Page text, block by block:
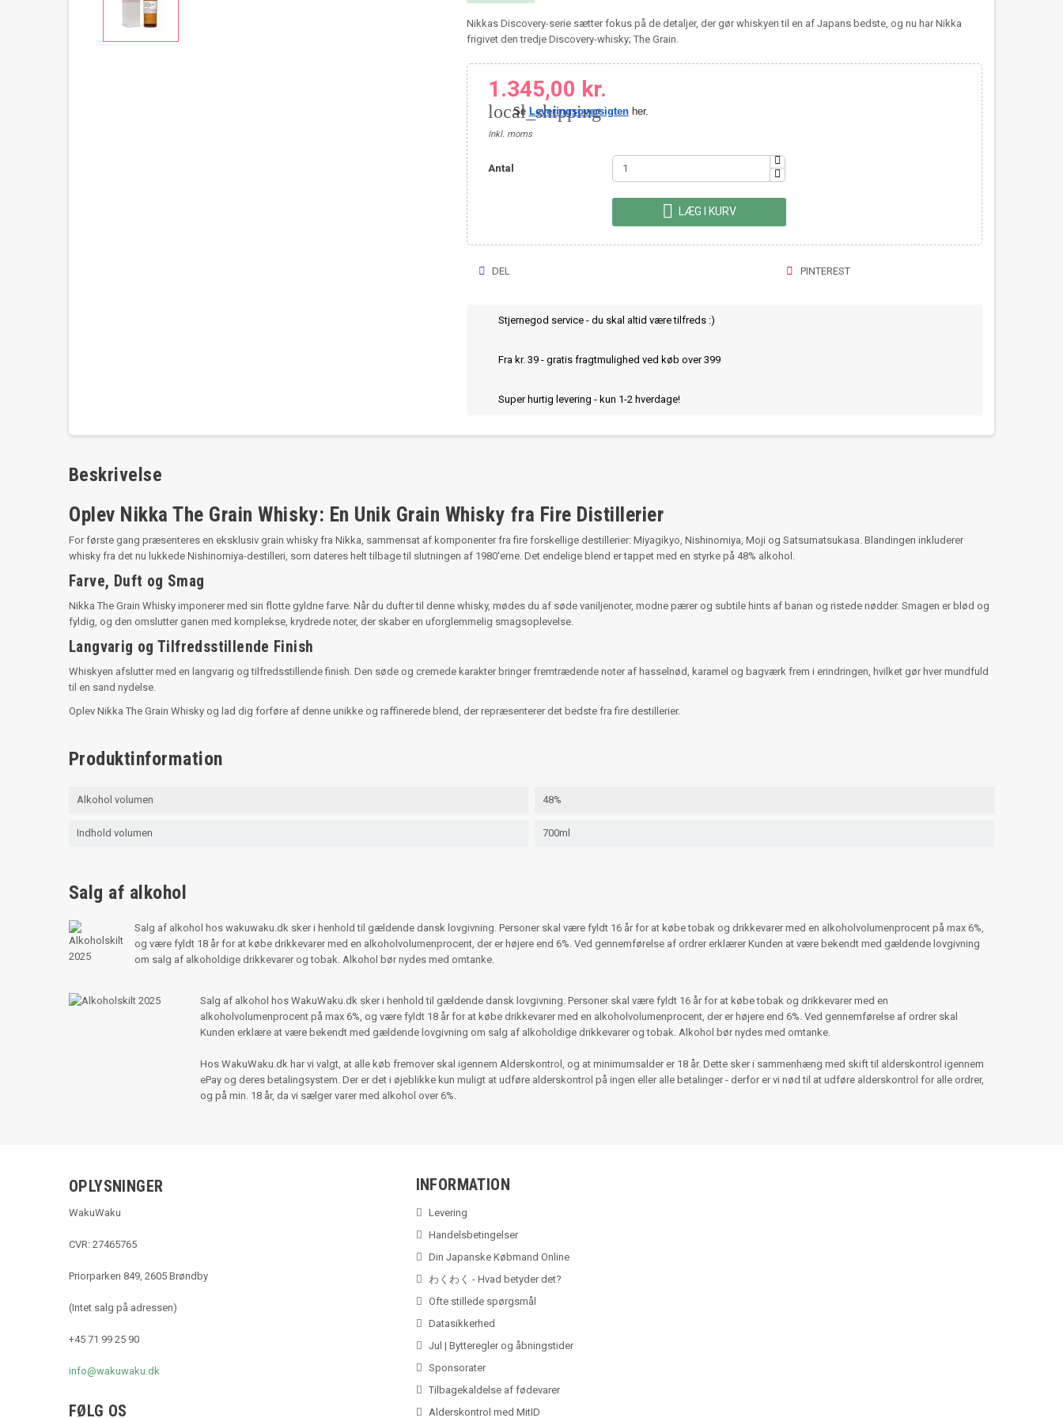
Nikkas Discovery-serie sætter fokus på de detaljer, der gør whiskyen til en af Japans bedste, og nu har Nikka
frigivet den tredje Discovery-whisky; The Grain.
1.345,00 kr.
local_shipping
Se Leveringsoversigtenher.
Inkl. moms
Antal
 LÆG I KURV
DEL PINTEREST
Stjernegod service - du skal altid være tilfreds :)
Fra kr. 39 - gratis fragtmulighed ved køb over 399
Super hurtig levering - kun 1-2 hverdage!
Beskrivelse
Oplev Nikka The Grain Whisky: En Unik Grain Whisky fra Fire Distillerier
For første gang præsenteres en eksklusiv grain whisky fra Nikka, sammensat af komponenter fra fire forskellige destillerier: Miyagikyo, Nishinomiya, Moji og Satsumatsukasa. Blandingen inkluderer
whisky fra det nu lukkede Nishinomiya-destilleri, som dateres helt tilbage til slutningen af 1980'erne. Det endelige blend er tappet med en styrke på 48% alkohol.
Farve, Duft og Smag
Nikka The Grain Whisky imponerer med sin flotte gyldne farve. Når du dufter til denne whisky, mødes du af søde vaniljenoter, modne pærer og subtile hints af banan og ristede nødder. Smagen er blød og
fyldig, og den omslutter ganen med komplekse, krydrede noter, der skaber en uforglemmelig smagsoplevelse.
Langvarig og Tilfredsstillende Finish
Whiskyen afslutter med en langvarig og tilfredsstillende finish. Den søde og cremede karakter bringer fremtrædende noter af hasselnød, karamel og bagværk frem i erindringen, hvilket gør hver mundfuld
til en sand nydelse.
Oplev Nikka The Grain Whisky og lad dig forføre af denne unikke og raffinerede blend, der repræsenterer det bedste fra fire destillerier.
Produktinformation
Alkohol volumen 48%
Indhold volumen 700ml
Salg af alkohol
Salg af alkohol hos wakuwaku.dk sker i henhold til gældende dansk lovgivning. Personer skal være fyldt 16 år for at købe tobak og drikkevarer med en alkoholvolumenprocent på max 6%,
og være fyldt 18 år for at købe drikkevarer med en alkoholvolumenprocent, der er højere end 6%. Ved gennemførelse af ordrer erklærer Kunden at være bekendt med gældende lovgivning
om salg af alkoholdige drikkevarer og tobak. Alkohol bør nydes med omtanke.
Salg af alkohol hos WakuWaku.dk sker i henhold til gældende dansk lovgivning. Personer skal være fyldt 16 år for at købe tobak og drikkevarer med en
alkoholvolumenprocent på max 6%, og være fyldt 18 år for at købe drikkevarer med en alkoholvolumenprocent, der er højere end 6%. Ved gennemførelse af ordrer skal
Kunden erklære at være bekendt med gældende lovgivning om salg af alkoholdige drikkevarer og tobak. Alkohol bør nydes med omtanke.
Hos WakuWaku.dk har vi valgt, at alle køb fremover skal igennem Alderskontrol, og at minimumsalder er 18 år. Dette sker i sammenhæng med skift til alderskontrol igennem
ePay og deres betalingsystem. Der er det i øjeblikke kun muligt at udføre alderskontrol på ingen eller alle betalinger - derfor er vi nød til at udføre alderskontrol for alle ordrer,
og på min. 18 år, da vi sælger varer med alkohol over 6%.
OPLYSNINGER
WakuWaku
CVR: 27465765
Priorparken 849, 2605 Brøndby
(Intet salg på adressen)
+45 71 99 25 90
info@wakuwaku.dk
FØLG OS
INFORMATION
Levering
Handelsbetingelser
Din Japanske Købmand Online
わくわく - Hvad betyder det?
Ofte stillede spørgsmål
Datasikkerhed
Jul | Bytteregler og åbningstider
Sponsorater
Tilbagekaldelse af fødevarer
Alderskontrol med MitID